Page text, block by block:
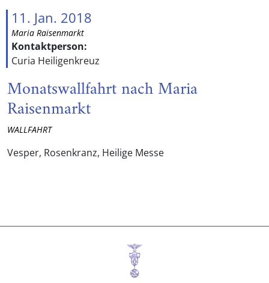
11. Jan. 2018
Maria Raisenmarkt
Kontaktperson:
Curia Heiligenkreuz
Monatswallfahrt nach Maria
Raisenmarkt
WALLFAHRT
Vesper, Rosenkranz, Heilige Messe